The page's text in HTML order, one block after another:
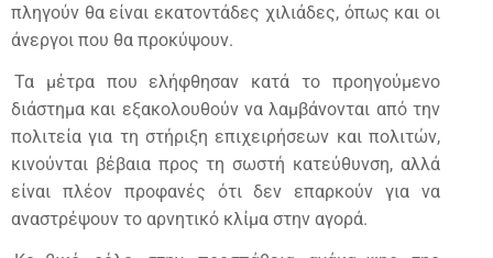
πληγούν θα είναι εκατοντάδες χιλιάδες, όπως και οι
άνεργοι που θα προκύψουν.
Τα μέτρα που ελήφθησαν κατά το προηγούμενο
διάστημα και εξακολουθούν να λαμβάνονται από την
πολιτεία για τη στήριξη επιχειρήσεων και πολιτών,
κινούνται βέβαια προς τη σωστή κατεύθυνση, αλλά
είναι πλέον προφανές ότι δεν επαρκούν για να
αναστρέψουν το αρνητικό κλίμα στην αγορά.